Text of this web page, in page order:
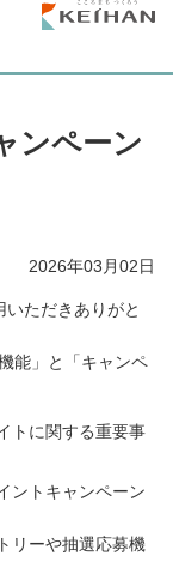
ンペーン
2026年03月02日
ただきありがと
能」と「キャンペ
トに関する重要事
ントキャンペーン
抽選応募機